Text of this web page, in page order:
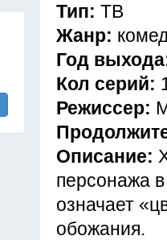
Тип: ТВ
Жанр:
Год
Кол серий:
Режиссер:
Описание:
персонажа
означает
обожания.